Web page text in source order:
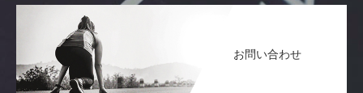
お問い合わせ